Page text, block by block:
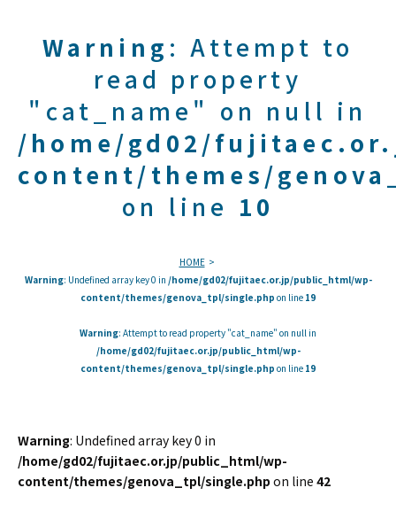
Warning : Attempt to
read property
"cat_name" on null in
/home/gd02/
content/themes/
on line 10
HOME
Warning: Undefined array key 0 in /home/gd02/fujitaec.or.jp/public_html/wp-
content/themes/genova_tpl/single.php on line 19
Warning: Attempt to read property "cat_name" on null in
/home/gd02/fujitaec.or.jp/public_html/wp-
content/themes/genova_tpl/single.php on line 19
Warning: Undefined array key 0 in
/home/gd02/fujitaec.or.jp/public_html/wp-
content/themes/genova_tpl/single.php on line 42